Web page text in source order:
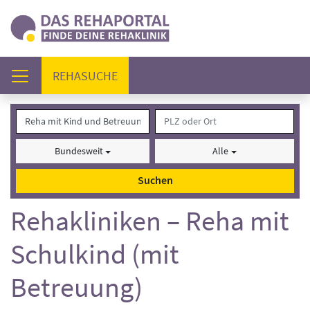
REHASUCHE(AKTUELL)
Bundesweit Alle
Suchen
Rehakliniken – Reha mit
Schulkind (mit
Betreuung)